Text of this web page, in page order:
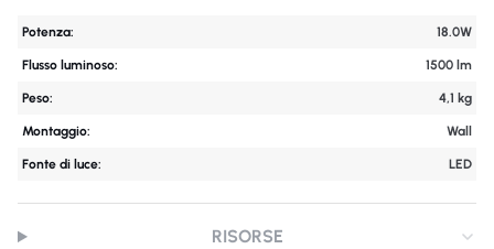
Potenza: 18.0W
Flusso luminoso: 1500 lm
Peso: 4,1 kg
Montaggio: Wall
Fonte di luce: LED
RISORSE